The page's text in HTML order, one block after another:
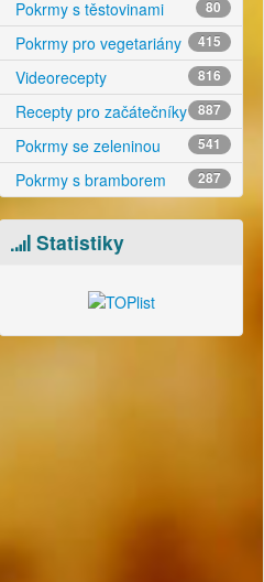
Pokrmy s těstovinami 80
Pokrmy pro vegetariány 415
Videorecepty 816
Recepty pro začátečníky 887
Pokrmy se zeleninou 541
Pokrmy s bramborem 287
Statistiky
10
grilovaná makrela s